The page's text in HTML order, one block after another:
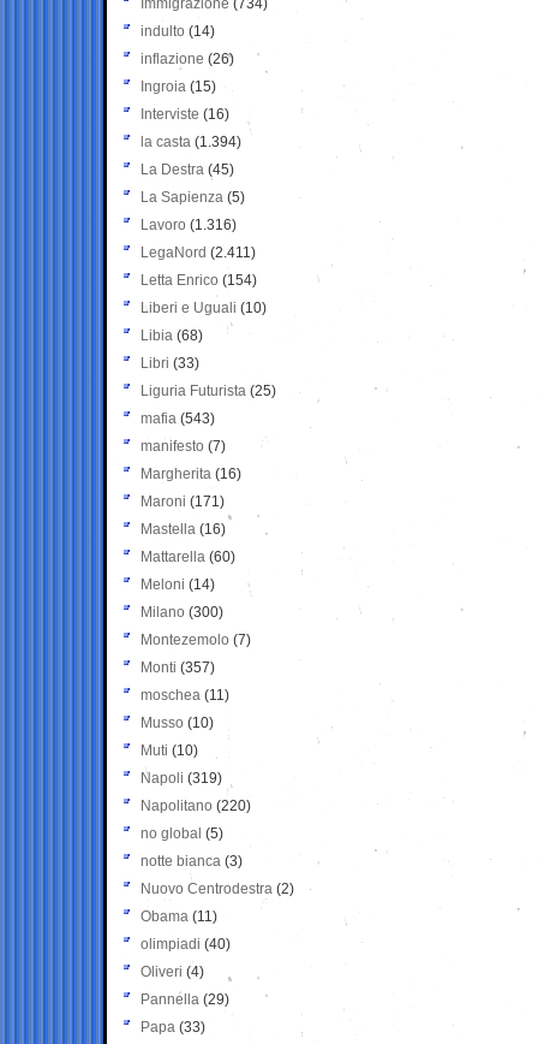
Immigrazione (734)
indulto (14)
inflazione (26)
Ingroia (15)
Interviste (16)
la casta (1.394)
La Destra (45)
La Sapienza (5)
Lavoro (1.316)
LegaNord (2.411)
Letta Enrico (154)
Liberi e Uguali (10)
Libia (68)
Libri (33)
Liguria Futurista (25)
mafia (543)
manifesto (7)
Margherita (16)
Maroni (171)
Mastella (16)
Mattarella (60)
Meloni (14)
Milano (300)
Montezemolo (7)
Monti (357)
moschea (11)
Musso (10)
Muti (10)
Napoli (319)
Napolitano (220)
no global (5)
notte bianca (3)
Nuovo Centrodestra (2)
Obama (11)
olimpiadi (40)
Oliveri (4)
Pannella (29)
Papa (33)